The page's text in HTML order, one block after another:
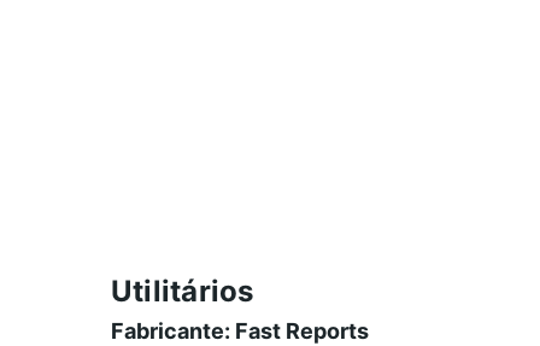
Utilitários
Fabricante: Fast Reports